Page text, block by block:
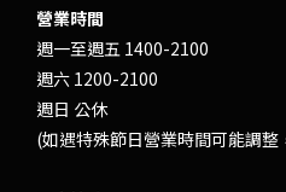
營業時間
週一至週五 1400-2100
週六 1200-2100
週日 公休
(如遇特殊節日營業時間可能調整